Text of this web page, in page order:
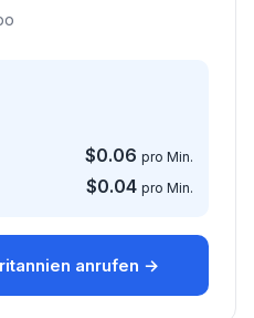
$0.06 pro Min.
$0.04 pro Min.
anrufen →